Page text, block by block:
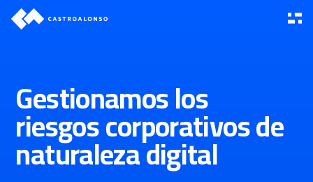
Gestionamos los
riesgos corporativos de
naturaleza digital